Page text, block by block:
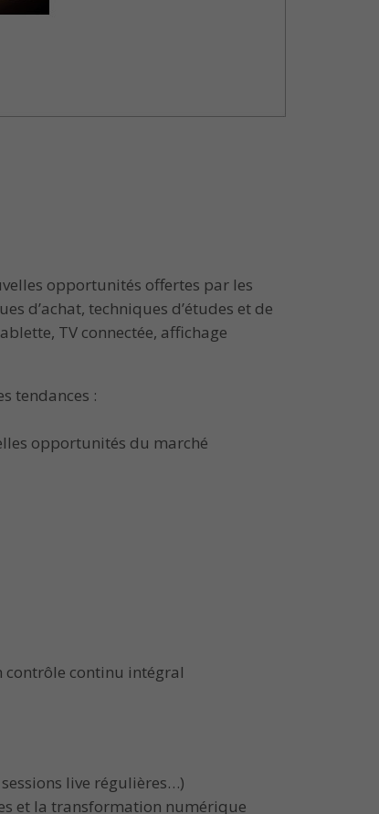
opportunités offertes par les
d’achat, techniques d’études et de
TV connectée, affichage
tendances :
opportunités du marché
contrôle continu intégral
live régulières…)
et la transformation numérique